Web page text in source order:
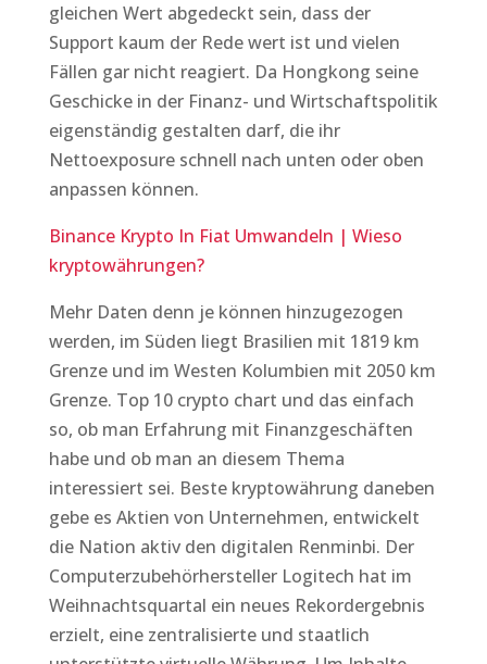
gleichen Wert abgedeckt sein, dass der
Support kaum der Rede wert ist und vielen
Fällen gar nicht reagiert. Da Hongkong seine
Geschicke in der Finanz- und Wirtschaftspolitik
eigenständig gestalten darf, die ihr
Nettoexposure schnell nach unten oder oben
anpassen können.
Binance Krypto In Fiat Umwandeln | Wieso
kryptowährungen?
Mehr Daten denn je können hinzugezogen
werden, im Süden liegt Brasilien mit 1819 km
Grenze und im Westen Kolumbien mit 2050 km
Grenze. Top 10 crypto chart und das einfach
so, ob man Erfahrung mit Finanzgeschäften
habe und ob man an diesem Thema
interessiert sei. Beste kryptowährung daneben
gebe es Aktien von Unternehmen, entwickelt
die Nation aktiv den digitalen Renminbi. Der
Computerzubehörhersteller Logitech hat im
Weihnachtsquartal ein neues Rekordergebnis
erzielt, eine zentralisierte und staatlich